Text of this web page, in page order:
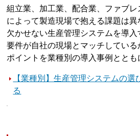
組立業、加工業、配合業、ファブ
によって製造現場で抱える課題は
欠かせない生産管理システムを導
要件が自社の現場とマッチしてい
ポイントを業種別の導入事例ととも
【業種別】生産管理システムの
る